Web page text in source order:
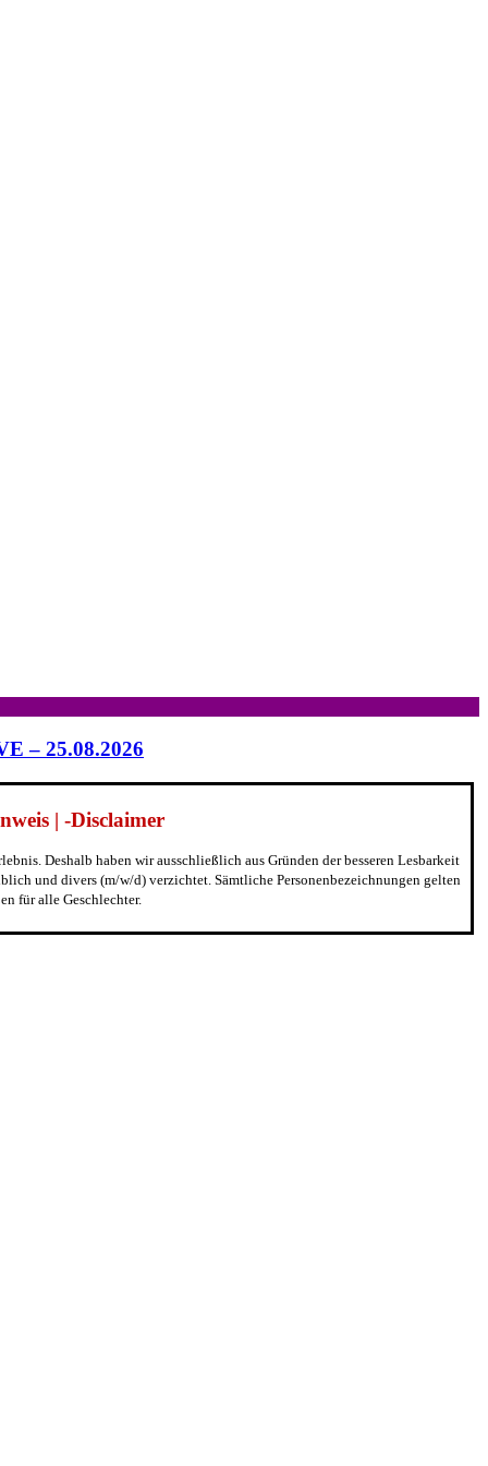
– 25.08.2026
| -Disclaimer
Deshalb haben wir ausschließlich aus Gründen der besseren Lesbarkeit
und divers (m/w/d) verzichtet. Sämtliche Personenbezeichnungen gelten
für alle Geschlechter.